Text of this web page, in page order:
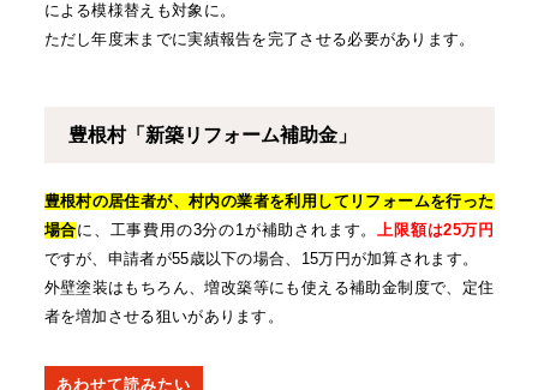
による模様替えも対象に。
ただし年度末までに実績報告を完了させる必要があります。
豊根村「新築リフォーム補助金」
豊根村の居住者が、村内の業者を利用してリフォームを行った
場合に、工事費用の3分の1が補助されます。
上限額は25万円
ですが、申請者が55歳以下の場合、15万円が加算されます。
外壁塗装はもちろん、増改築等にも使える補助金制度で、定住
者を増加させる狙いがあります。